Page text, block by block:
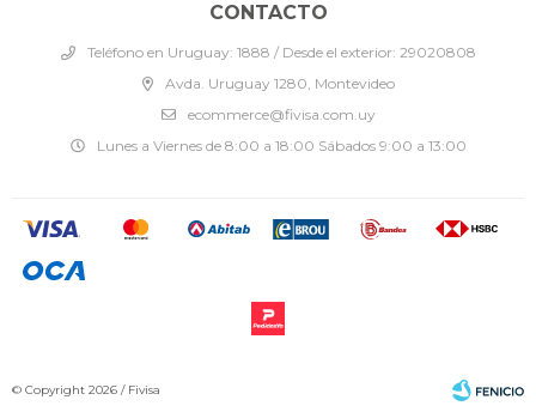
CONTACTO
Teléfono en Uruguay: 1888 / Desde el exterior: 29020808
Avda. Uruguay 1280, Montevideo
ecommerce@fivisa.com.uy
Lunes a Viernes de 8:00 a 18:00 Sábados 9:00 a 13:00
© Copyright 2026 / Fivisa